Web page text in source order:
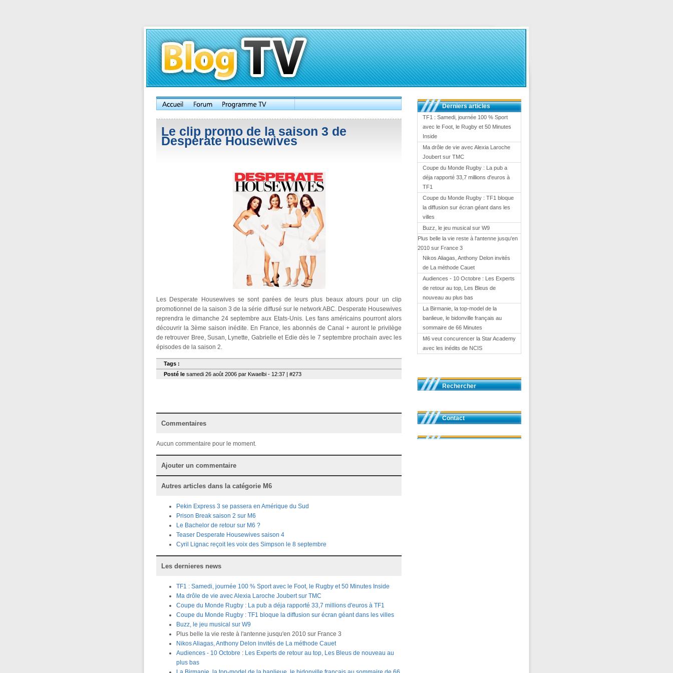
Le clip promo de la saison 3 de
Desperate Housewives
Les Desperate Housewives se sont parées de leurs plus beaux atours pour un clip
promotionnel de la saison 3 de la série diffusé sur le network ABC. Desperate Housewives
reprendra le dimanche 24 septembre aux Etats-Unis. Les fans américains pourront alors
découvrir la 3ème saison inédite. En France, les abonnés de Canal + auront le privilège
de retrouver Bree, Susan, Lynette, Gabrielle et Edie dès le 7 septembre prochain avec les
épisodes de la saison 2.
Tags :
Posté le samedi 26 août 2006 par Kwaelbi - 12:37 | #273
Commentaires
Aucun commentaire pour le moment.
Ajouter un commentaire
Autres articles dans la catégorie M6
Pekin Express 3 se passera en Amérique du Sud
Prison Break saison 2 sur M6
Le Bachelor de retour sur M6 ?
Teaser Desperate Housewives saison 4
Cyril Lignac reçoit les voix des Simpson le 8 septembre
Les dernieres news
TF1 : Samedi, journée 100 % Sport avec le Foot, le Rugby et 50 Minutes Inside
Ma drôle de vie avec Alexia Laroche Joubert sur TMC
Coupe du Monde Rugby : La pub a déja rapporté 33,7 millions d'euros à TF1
Coupe du Monde Rugby : TF1 bloque la diffusion sur écran géant dans les villes
Buzz, le jeu musical sur W9
Plus belle la vie reste à l'antenne jusqu'en 2010 sur France 3
Nikos Aliagas, Anthony Delon invités de La méthode Cauet
Audiences - 10 Octobre : Les Experts de retour au top, Les Bleus de nouveau au
plus bas
Derniers articles
TF1 : Samedi, journée 100 % Sport
avec le Foot, le Rugby et 50 Minutes
Inside
Ma drôle de vie avec Alexia Laroche
Joubert sur TMC
Coupe du Monde Rugby : La pub a
déja rapporté 33,7 millions d'euros à
TF1
Coupe du Monde Rugby : TF1 bloque
la diffusion sur écran géant dans les
villes
Buzz, le jeu musical sur W9
Plus belle la vie reste à l'antenne jusqu'en
2010 sur France 3
Nikos Aliagas, Anthony Delon invités
de La méthode Cauet
Audiences - 10 Octobre : Les Experts
de retour au top, Les Bleus de
nouveau au plus bas
La Birmanie, la top-model de la
banlieue, le bidonville français au
sommaire de 66 Minutes
M6 veut concurencer la Star Academy
avec les inédits de NCIS
Rechercher
Contact